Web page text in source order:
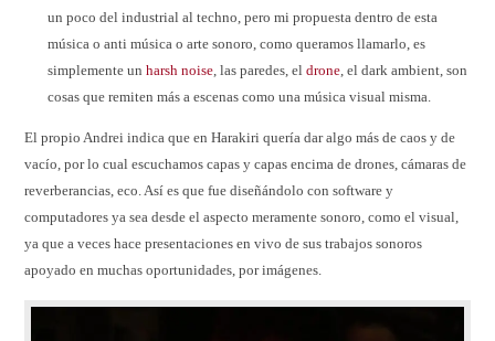
un poco del industrial al techno, pero mi propuesta dentro de esta
música o anti música o arte sonoro, como queramos llamarlo, es
simplemente unharsh noise , las paredes, eldrone , el dark ambient, son
cosas que remiten más a escenas como una música visual misma.
El propio Andrei indica que en Harakiri quería dar algo más de caos y de
vacío, por lo cual escuchamos capas y capas encima de drones, cámaras de
reverberancias, eco. Así es que fue diseñándolo con software y
computadores ya sea desde el aspecto meramente sonoro, como el visual,
ya que a veces hace presentaciones en vivo de sus trabajos sonoros
apoyado en muchas oportunidades, por imágenes.